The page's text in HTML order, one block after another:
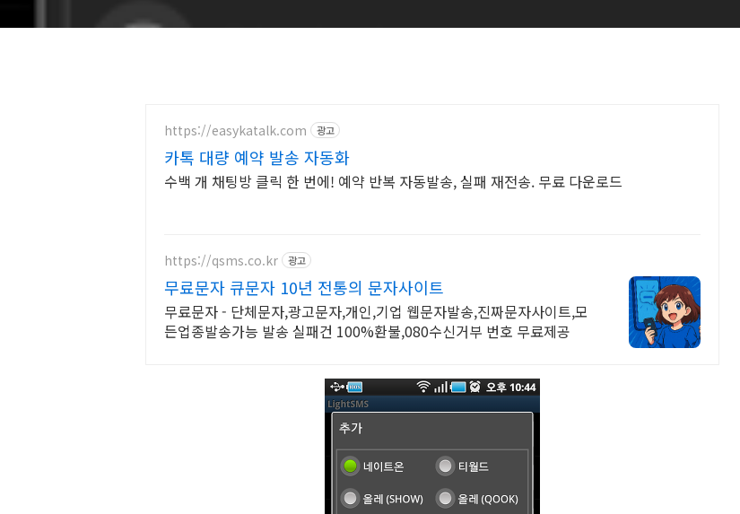
https://easykatalk.com 광고
카톡 대량 예약 발송 자동화
수백 개 채팅방 클릭 한 번에! 예약 반복 자동발송, 실패 재전송. 무료 다운로드
https://qsms.co.kr 광고
무료문자 큐문자 10년 전통의 문자사이트
무료문자 - 단체문자,광고문자,개인,기업 웹문자발송,진짜문자사이트,모
든업종발송가능 발송 실패건 100%환불,080수신거부 번호 무료제공